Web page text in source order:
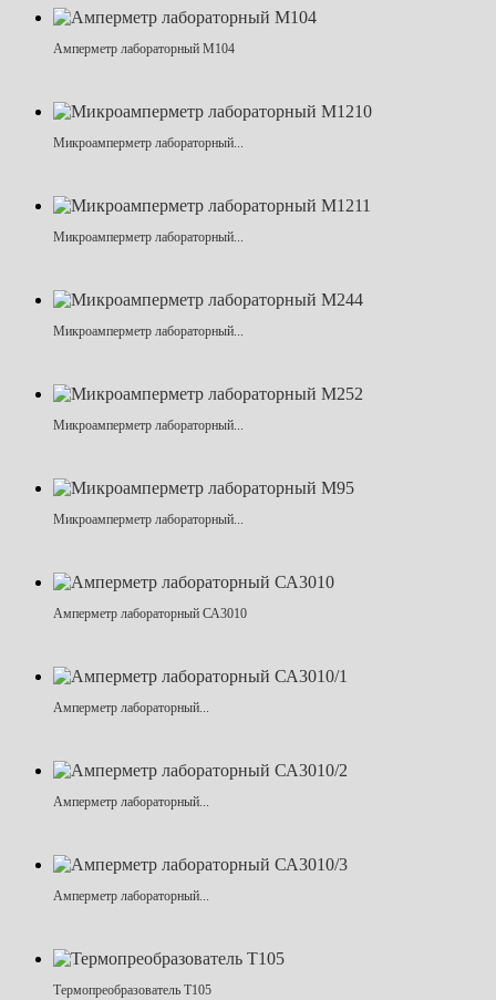
Амперметр лабораторный М104
Микроамперметр лабораторный...
Микроамперметр лабораторный...
Микроамперметр лабораторный...
Микроамперметр лабораторный...
Микроамперметр лабораторный...
Амперметр лабораторный СА3010
Амперметр лабораторный...
Амперметр лабораторный...
Амперметр лабораторный...
Термопреобразователь Т105